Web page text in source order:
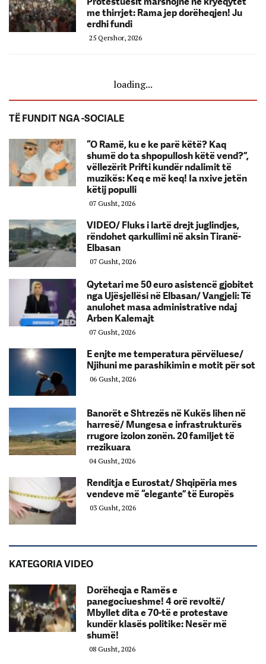
me thirrjet: Rama jep dorëheqjen! Ju
erdhi fundi
25 Qershor, 2026
loading...
TË FUNDIT NGA -SOCIALE
“O Ramë, ku e ke parë këtë? Kaq
shumë do ta shpopullosh këtë vend?”,
vëllezërit Prifti kundër ndalimit të
muzikës: Keq e më keq! Ia nxive jetën
këtij populli
07 Gusht, 2026
VIDEO/ Fluks i lartë drejt juglindjes,
rëndohet qarkullimi në aksin Tiranë-
Elbasan
07 Gusht, 2026
Qytetari me 50 euro asistencë gjobitet
nga Ujësjellësi në Elbasan/ Vangjeli: Të
anulohet masa administrative ndaj
Arben Kalemajt
07 Gusht, 2026
E enjte me temperatura përvëluese/
Njihuni me parashikimin e motit për sot
06 Gusht, 2026
Banorët e Shtrezës në Kukës lihen në
harresë/ Mungesa e infrastrukturës
rrugore izolon zonën. 20 familjet të
rrezikuara
04 Gusht, 2026
Renditja e Eurostat/ Shqipëria mes
vendeve më “elegante” të Europës
03 Gusht, 2026
KATEGORIA VIDEO
Dorëheqja e Ramës e
panegociueshme! 4 orë revoltë/
Mbyllet dita e 70-të e protestave
kundër klasës politike: Nesër më
shumë!
08 Gusht, 2026